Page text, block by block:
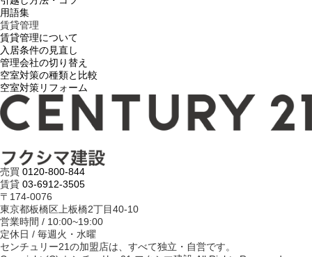
用語集
賃貸管理
賃貸管理について
入居条件の見直し
管理会社の切り替え
空室対策の種類と比較
空室対策リフォーム
売買 0120-800-844
賃貸 03-6912-3505
〒174-0076
東京都板橋区上板橋2丁目40-10
営業時間 / 10:00~19:00
定休日 / 毎週火・水曜
センチュリー21の加盟店は、すべて独立・自営です。